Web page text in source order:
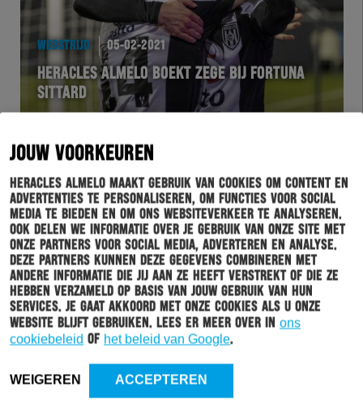
JOUW VOORKEUREN
Heracles Almelo maakt gebruik van cookies om content en
advertenties te personaliseren, om functies voor social
media te bieden en om ons websiteverkeer te analyseren.
Ook delen we informatie over je gebruik van onze site met
onze partners voor social media, adverteren en analyse.
Deze partners kunnen deze gegevens combineren met
andere informatie die jij aan ze heeft verstrekt of die ze
hebben verzameld op basis van jouw gebruik van hun
services. Je gaat akkoord met onze cookies als u onze
website blijft gebruiken. Lees er meer over in ons
cookiebeleid of het beleid van Google.
WEIGEREN ACCEPTEREN
WEDSTRIJD 05-02-2021
HERACLES ALMELO BOEKT ZEGE BIJ FORTUNA
SITTARD
WEDSTRIJD 04-02-2021
WORMUTH: “SINDS THUISNEDERLAAG TEGEN